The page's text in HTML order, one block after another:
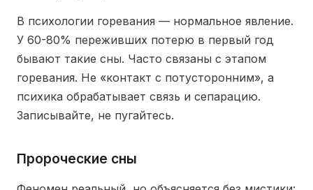
В психологии горевания — нормальное явление.
У 60-80% переживших потерю в первый год
бывают такие сны. Часто связаны с этапом
горевания. Не «контакт с потусторонним», а
психика обрабатывает связь и сепарацию.
Записывайте, не пугайтесь.
Пророческие сны